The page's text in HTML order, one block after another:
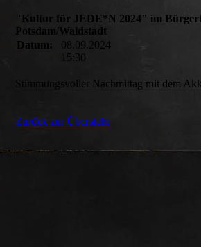
"Kultur für JEDE*N 2024" im
Potsdam/Waldstadt
Datum:
08.09.2024
15:30
Stimmungsvoller Nachmittag mit dem
Zurück zur Übersicht